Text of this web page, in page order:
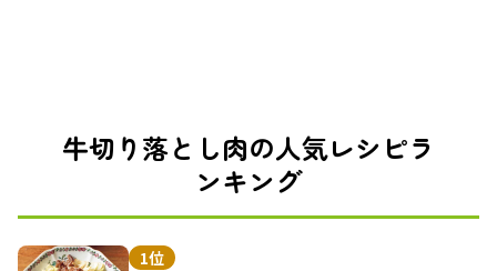
牛切り落とし肉の人気レシピラ
ンキング
1位